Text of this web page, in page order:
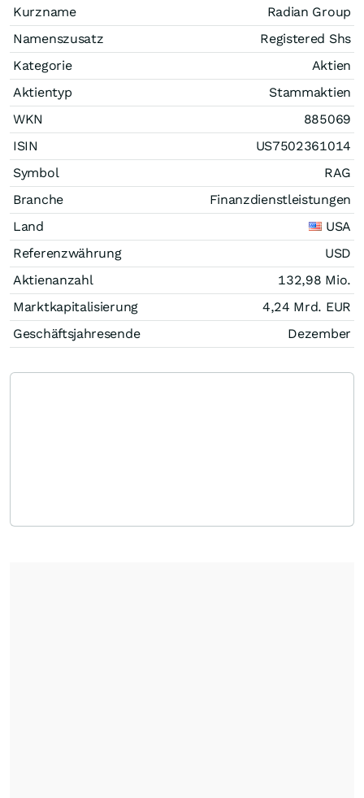
Kurzname
Radian Group
Namenszusatz
Registered Shs
Kategorie
Aktien
Aktientyp
Stammaktien
WKN
885069
ISIN
US7502361014
Symbol
RAG
Branche
Finanzdienstleistungen
Land
USA
Referenzwährung
USD
Aktienanzahl
132,98 Mio.
Marktkapitalisierung
4,24 Mrd. EUR
Geschäftsjahresende
Dezember